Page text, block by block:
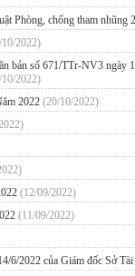
Phòng, chống tham
2022)
bản số 671/TTr-NV3 ngày
2022)
2022 (20/10/2022)
(12/09/2022)
(11/09/2022)
6/2022 của Giám đốc Sở